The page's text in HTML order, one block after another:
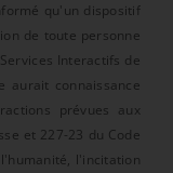
qu'un dispositif
de toute personne
Interactifs de
aurait connaissance
prévues aux
et 227-23 du Code
l'incitation